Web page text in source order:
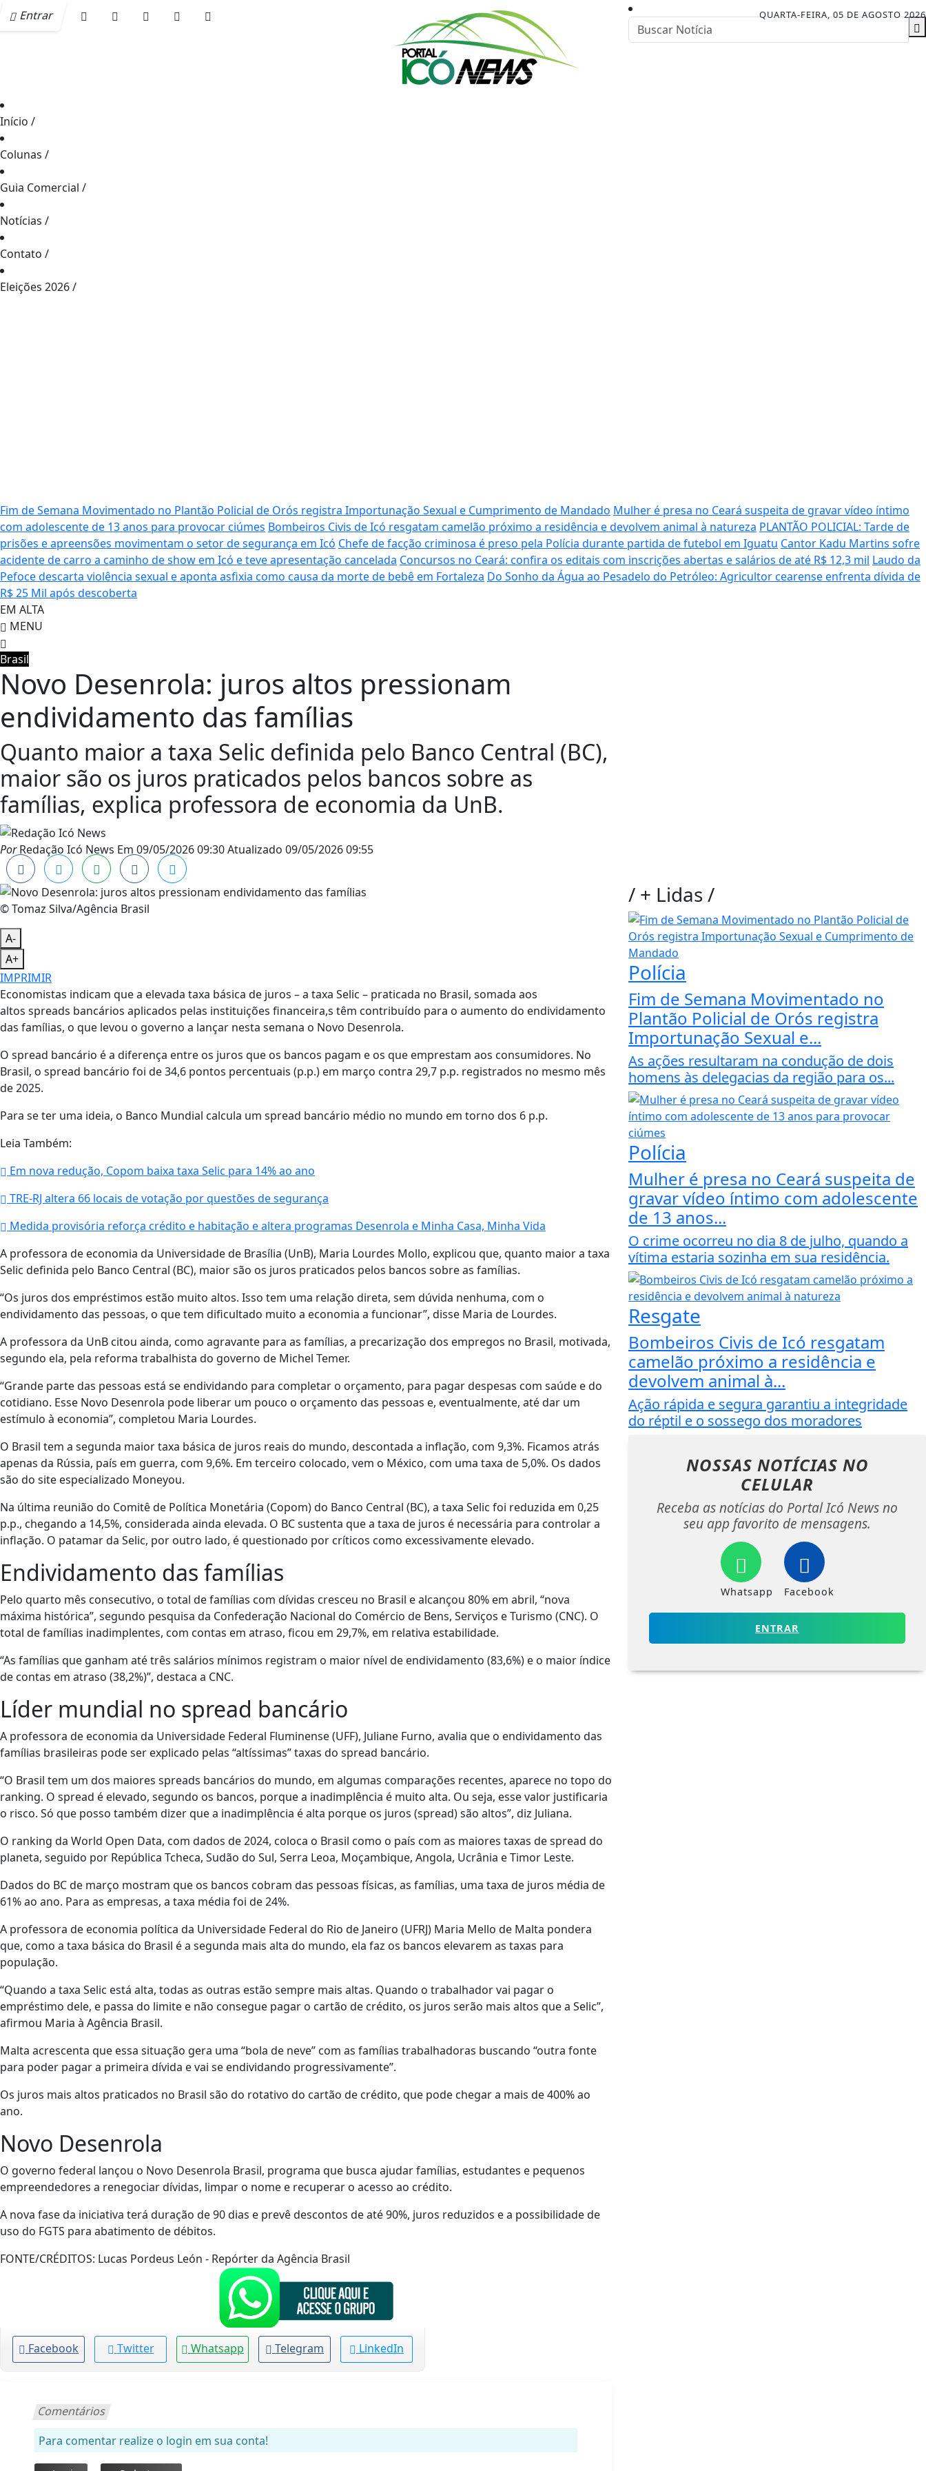
Entrar QUARTA-FEIRA, 05 DE AGOSTO 2026
Início /
Colunas /
Guia Comercial /
Notícias /
Contato /
Eleições 2026/
Fim de Semana Movimentado no Plantão Policial de Orós registra Importunação Sexual e Cumprimento de Mandado Mulher é presa no Ceará suspeita de gravar vídeo íntimo
com adolescente de 13 anos para provocar ciúmes Bombeiros Civis de Icó resgatam camelão próximo a residência e devolvem animal à natureza PLANTÃO POLICIAL: Tarde de
prisões e apreensões movimentam o setor de segurança em Icó Chefe de facção criminosa é preso pela Polícia durante partida de futebol em Iguatu Cantor Kadu Martins sofre
acidente de carro a caminho de show em Icó e teve apresentação cancelada Concursos no Ceará: confira os editais com inscrições abertas e salários de até R$ 12,3 mil Laudo da
Pefoce descarta violência sexual e aponta asfixia como causa da morte de bebê em Fortaleza Do Sonho da Água ao Pesadelo do Petróleo: Agricultor cearense enfrenta dívida de
R$ 25 Mil após descoberta
EM ALTA
MENU
Brasil
Novo Desenrola: juros altos pressionam
endividamento das famílias
Quanto maior a taxa Selic definida pelo Banco Central (BC),
maior são os juros praticados pelos bancos sobre as
famílias, explica professora de economia da UnB.
PorRedação Icó News Em 09/05/2026 09:30Atualizado 09/05/2026 09:55
© Tomaz Silva/Agência Brasil
A-
A+
IMPRIMIR
Economistas indicam que a elevada taxa básica de juros – a taxa Selic – praticada no Brasil, somada aos
altos spreads bancários aplicados pelas instituições financeira,s têm contribuído para o aumento do endividamento
das famílias, o que levou o governo a lançar nesta semana o Novo Desenrola.
O spread bancário é a diferença entre os juros que os bancos pagam e os que emprestam aos consumidores. No
Brasil, o spread bancário foi de 34,6 pontos percentuais (p.p.) em março contra 29,7 p.p. registrados no mesmo mês
de 2025.
Para se ter uma ideia, o Banco Mundial calcula um spread bancário médio no mundo em torno dos 6 p.p.
Leia Também:
Em nova redução, Copom baixa taxa Selic para 14% ao ano
TRE-RJ altera 66 locais de votação por questões de segurança
Medida provisória reforça crédito e habitação e altera programas Desenrola e Minha Casa, Minha Vida
A professora de economia da Universidade de Brasília (UnB), Maria Lourdes Mollo, explicou que, quanto maior a taxa
Selic definida pelo Banco Central (BC), maior são os juros praticados pelos bancos sobre as famílias.
“Os juros dos empréstimos estão muito altos. Isso tem uma relação direta, sem dúvida nenhuma, com o
endividamento das pessoas, o que tem dificultado muito a economia a funcionar”, disse Maria de Lourdes.
A professora da UnB citou ainda, como agravante para as famílias, a precarização dos empregos no Brasil, motivada,
segundo ela, pela reforma trabalhista do governo de Michel Temer.
“Grande parte das pessoas está se endividando para completar o orçamento, para pagar despesas com saúde e do
cotidiano. Esse Novo Desenrola pode liberar um pouco o orçamento das pessoas e, eventualmente, até dar um
estímulo à economia”, completou Maria Lourdes.
O Brasil tem a segunda maior taxa básica de juros reais do mundo, descontada a inflação, com 9,3%. Ficamos atrás
apenas da Rússia, país em guerra, com 9,6%. Em terceiro colocado, vem o México, com uma taxa de 5,0%. Os dados
são do site especializado Moneyou.
Na última reunião do Comitê de Política Monetária (Copom) do Banco Central (BC), a taxa Selic foi reduzida em 0,25
p.p., chegando a 14,5%, considerada ainda elevada. O BC sustenta que a taxa de juros é necessária para controlar a
inflação. O patamar da Selic, por outro lado, é questionado por críticos como excessivamente elevado.
Endividamento das famílias
Pelo quarto mês consecutivo, o total de famílias com dívidas cresceu no Brasil e alcançou 80% em abril, “nova
máxima histórica”, segundo pesquisa da Confederação Nacional do Comércio de Bens, Serviços e Turismo (CNC). O
total de famílias inadimplentes, com contas em atraso, ficou em 29,7%, em relativa estabilidade.
“As famílias que ganham até três salários mínimos registram o maior nível de endividamento (83,6%) e o maior índice
de contas em atraso (38,2%)”, destaca a CNC.
Líder mundial no spread bancário
A professora de economia da Universidade Federal Fluminense (UFF), Juliane Furno, avalia que o endividamento das
famílias brasileiras pode ser explicado pelas “altíssimas” taxas do spread bancário.
“O Brasil tem um dos maiores spreads bancários do mundo, em algumas comparações recentes, aparece no topo do
ranking. O spread é elevado, segundo os bancos, porque a inadimplência é muito alta. Ou seja, esse valor justificaria
o risco. Só que posso também dizer que a inadimplência é alta porque os juros (spread) são altos”, diz Juliana.
O ranking da World Open Data, com dados de 2024, coloca o Brasil como o país com as maiores taxas de spread do
planeta, seguido por República Tcheca, Sudão do Sul, Serra Leoa, Moçambique, Angola, Ucrânia e Timor Leste.
Dados do BC de março mostram que os bancos cobram das pessoas físicas, as famílias, uma taxa de juros média de
61% ao ano. Para as empresas, a taxa média foi de 24%.
A professora de economia política da Universidade Federal do Rio de Janeiro (UFRJ) Maria Mello de Malta pondera
que, como a taxa básica do Brasil é a segunda mais alta do mundo, ela faz os bancos elevarem as taxas para
população.
“Quando a taxa Selic está alta, todas as outras estão sempre mais altas. Quando o trabalhador vai pagar o
empréstimo dele, e passa do limite e não consegue pagar o cartão de crédito, os juros serão mais altos que a Selic”,
afirmou Maria à Agência Brasil.
Malta acrescenta que essa situação gera uma “bola de neve” com as famílias trabalhadoras buscando “outra fonte
para poder pagar a primeira dívida e vai se endividando progressivamente”.
Os juros mais altos praticados no Brasil são do rotativo do cartão de crédito, que pode chegar a mais de 400% ao
ano.
Novo Desenrola
O governo federal lançou o Novo Desenrola Brasil, programa que busca ajudar famílias, estudantes e pequenos
empreendedores a renegociar dívidas, limpar o nome e recuperar o acesso ao crédito.
A nova fase da iniciativa terá duração de 90 dias e prevê descontos de até 90%, juros reduzidos e a possibilidade de
uso do FGTS para abatimento de débitos.
FONTE/CRÉDITOS: Lucas Pordeus León - Repórter da Agência Brasil
Facebook Twitter Whatsapp Telegram LinkedIn
Comentários
Para comentar realize o login em sua conta!
/ + Lidas/
Polícia
Fim de Semana Movimentado no
Plantão Policial de Orós registra
Importunação Sexual e...
As ações resultaram na condução de dois
homens às delegacias da região para os...
Polícia
Mulher é presa no Ceará suspeita de
gravar vídeo íntimo com adolescente
de 13 anos...
O crime ocorreu no dia 8 de julho, quando a
vítima estaria sozinha em sua residência.
Resgate
Bombeiros Civis de Icó resgatam
camelão próximo a residência e
devolvem animal à...
Ação rápida e segura garantiu a integridade
do réptil e o sossego dos moradores
NOSSAS NOTÍCIAS NO
CELULAR
Receba as notícias do Portal Icó News no
seu app favorito de mensagens.
Whatsapp Facebook
ENTRAR